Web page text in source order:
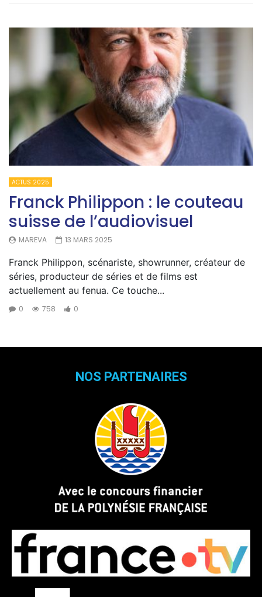
ACTUS 2025
Franck Philippon : le couteau
suisse de l’audiovisuel
MAREVA 13 MARS 2025
Franck Philippon, scénariste, showrunner, créateur de
séries, producteur de séries et de films est
actuellement au fenua. Ce touche...
0 758 0
NOS PARTENAIRES